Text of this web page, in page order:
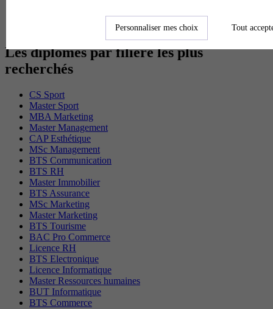
BTS Tpl en alternance
Les diplômes par filière les plus
recherchés
CS Sport
Master Sport
MBA Marketing
Master Management
CAP Esthétique
MSc Management
BTS Communication
BTS RH
Master Immobilier
BTS Assurance
MSc Marketing
Master Marketing
BTS Tourisme
BAC Pro Commerce
Licence RH
BTS Electronique
Licence Informatique
Master Ressources humaines
BUT Informatique
BTS Commerce
Personnaliser mes choix Tout